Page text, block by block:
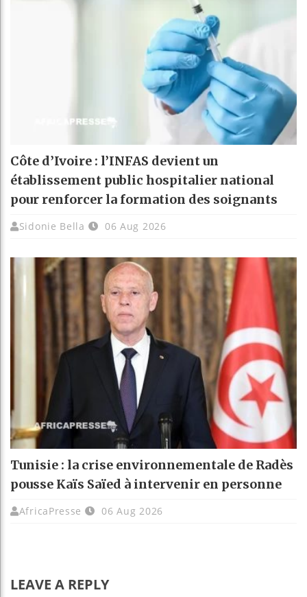
Côte d’Ivoire : l’INFAS devient un
établissement public hospitalier national
pour renforcer la formation des soignants
Sidonie Bella 06 Aug 2026
Tunisie : la crise environnementale de Radès
pousse Kaïs Saïed à intervenir en personne
AfricaPresse 06 Aug 2026
LEAVE A REPLY